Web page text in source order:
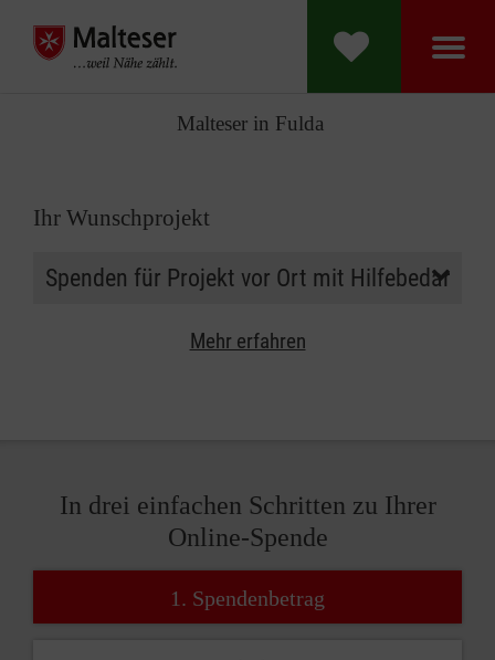
Malteser in Fulda
Ihr Wunschprojekt
Mehr erfahren
In drei einfachen Schritten zu Ihrer
Online-Spende
1. Spendenbetrag